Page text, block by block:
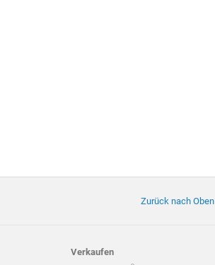
Zurück nach Oben
Verkaufen